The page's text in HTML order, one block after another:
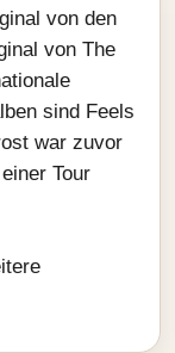
von den
von The
sind Feels
war zuvor
Tour